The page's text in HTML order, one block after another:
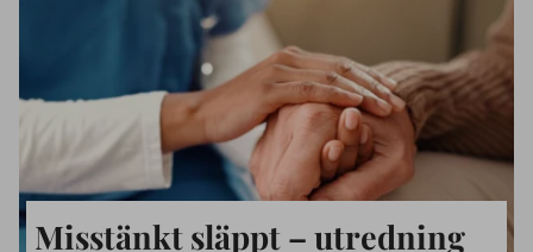
Misstänkt släppt – utredning